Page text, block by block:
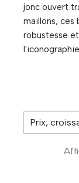
jonc ouvert
maillons, ces
robustesse
Prix,